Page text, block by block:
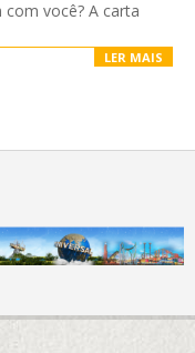
você? A carta
LER MAIS